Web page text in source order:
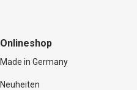
Onlineshop
Made in Germany
Neuheiten